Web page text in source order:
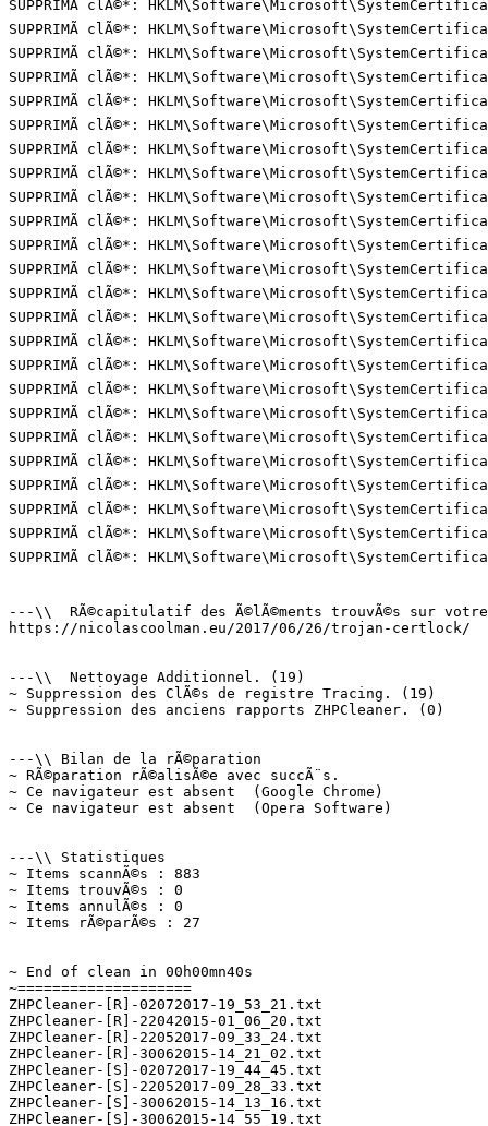
SUPPRIMÃ clÃ©*:
SUPPRIMÃ clÃ©*:
SUPPRIMÃ clÃ©*:
SUPPRIMÃ clÃ©*:
SUPPRIMÃ clÃ©*:
SUPPRIMÃ clÃ©*:
SUPPRIMÃ clÃ©*:
SUPPRIMÃ clÃ©*:
SUPPRIMÃ clÃ©*:
SUPPRIMÃ clÃ©*:
SUPPRIMÃ clÃ©*:
SUPPRIMÃ clÃ©*:
SUPPRIMÃ clÃ©*:
SUPPRIMÃ clÃ©*:
SUPPRIMÃ clÃ©*:
SUPPRIMÃ clÃ©*:
SUPPRIMÃ clÃ©*:
SUPPRIMÃ clÃ©*:
SUPPRIMÃ clÃ©*:
SUPPRIMÃ clÃ©*:
SUPPRIMÃ clÃ©*:
SUPPRIMÃ clÃ©*:
SUPPRIMÃ clÃ©*:
SUPPRIMÃ clÃ©*:
---\\  RÃ©capitulatif des Ã©lÃ©ments trouvÃ©s sur
https://nicolascoolman.eu/2017/06/26/trojan-certlock/
---\\  Nettoyage Additionnel. (19)
~ Suppression des ClÃ©s de registre Tracing. (19)
~ Suppression des anciens rapports ZHPCleaner. (0)
---\\ Bilan de la rÃ©paration
~ RÃ©paration rÃ©alisÃ©e avec succÃ¨s.
~ Ce navigateur est absent  (Google Chrome)
~ Ce navigateur est absent  (Opera Software)
---\\ Statistiques
~ Items scannÃ©s : 883
~ Items trouvÃ©s : 0
~ Items annulÃ©s : 0
~ Items rÃ©parÃ©s : 27
~ End of clean in 00h00mn40s
~====================
ZHPCleaner-[R]-02072017-19_53_21.txt
ZHPCleaner-[R]-22042015-01_06_20.txt
ZHPCleaner-[R]-22052017-09_33_24.txt
ZHPCleaner-[R]-30062015-14_21_02.txt
ZHPCleaner-[S]-02072017-19_44_45.txt
ZHPCleaner-[S]-22052017-09_28_33.txt
ZHPCleaner-[S]-30062015-14_13_16.txt